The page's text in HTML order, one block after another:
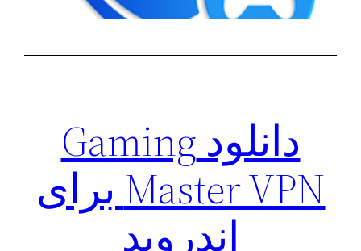
دانلود Gaming
Master VPN برای
اندروید